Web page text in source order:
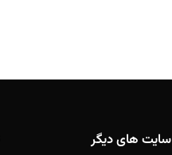
سایت های دیگر